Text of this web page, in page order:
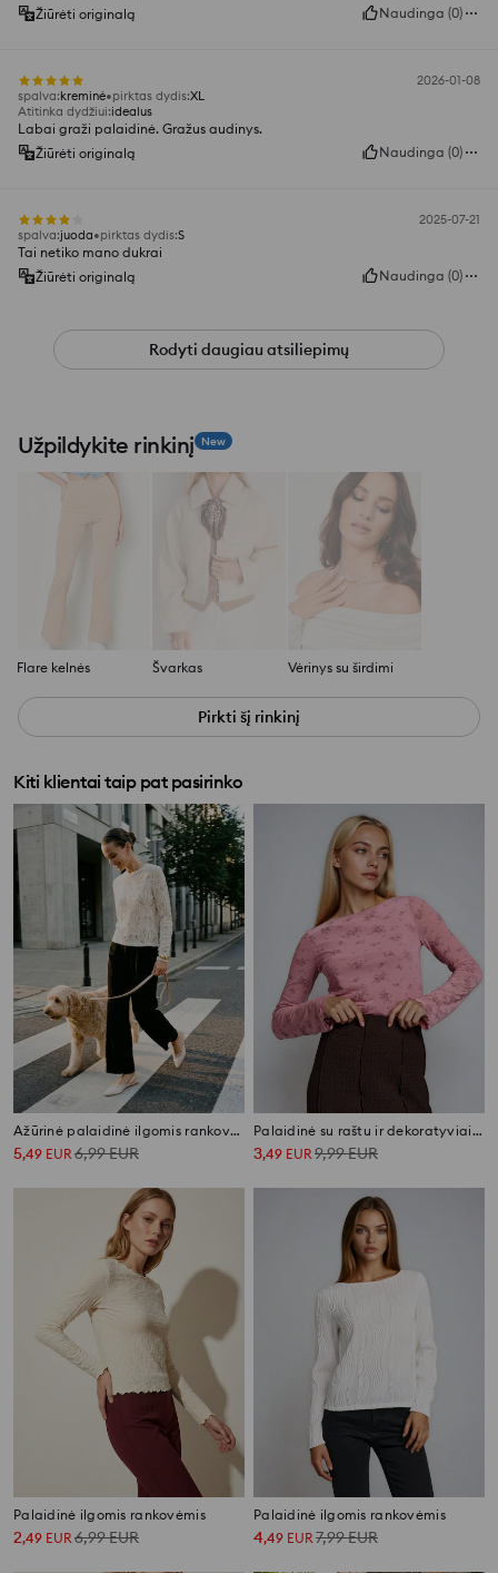
Žiūrėti originalą
Naudinga (0)
2026-01-08
spalva:kreminė pirktas dydis:XL
Atitinka dydžiui:idealus
Labai graži palaidinė. Gražus audinys.
Žiūrėti originalą
Naudinga (0)
2025-07-21
spalva:juoda pirktas dydis:S
Tai netiko mano dukrai
Žiūrėti originalą
Naudinga (0)
Rodyti daugiau atsiliepimų
Užpildykite rinkinį New
Flare kelnės Švarkas Vėrinys su širdimi
Pirkti šį rinkinį
Kiti klientai taip pat pasirinko
Ažūrinė palaidinė ilgomis rankovėmis
5,49 EUR6,99EUR
Palaidinė su raštu ir dekoratyviais klostavimais
3,49 EUR9,99EUR
Palaidinė ilgomis rankovėmis
2,49 EUR 6,99EUR
Palaidinė ilgomis rankovėmis
4,49 EUR 7,99EUR